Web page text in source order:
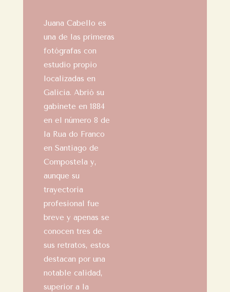
Juana Cabello es
una de las primeras
fotógrafas con
estudio propio
localizadas en
Galicia. Abrió su
gabinete en 1884
en el número 8 de
la Rua do Franco
en Santiago de
Compostela y,
aunque su
trayectoria
profesional fue
breve y apenas se
conocen tres de
sus retratos, estos
destacan por una
notable calidad,
superior a la